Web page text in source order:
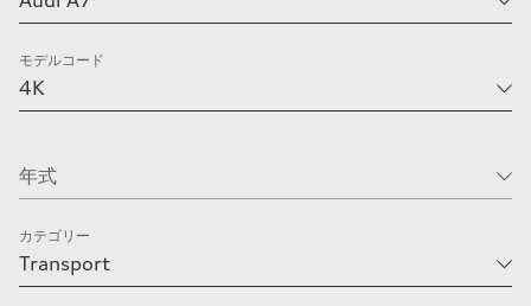
モデルコード
カテゴリー